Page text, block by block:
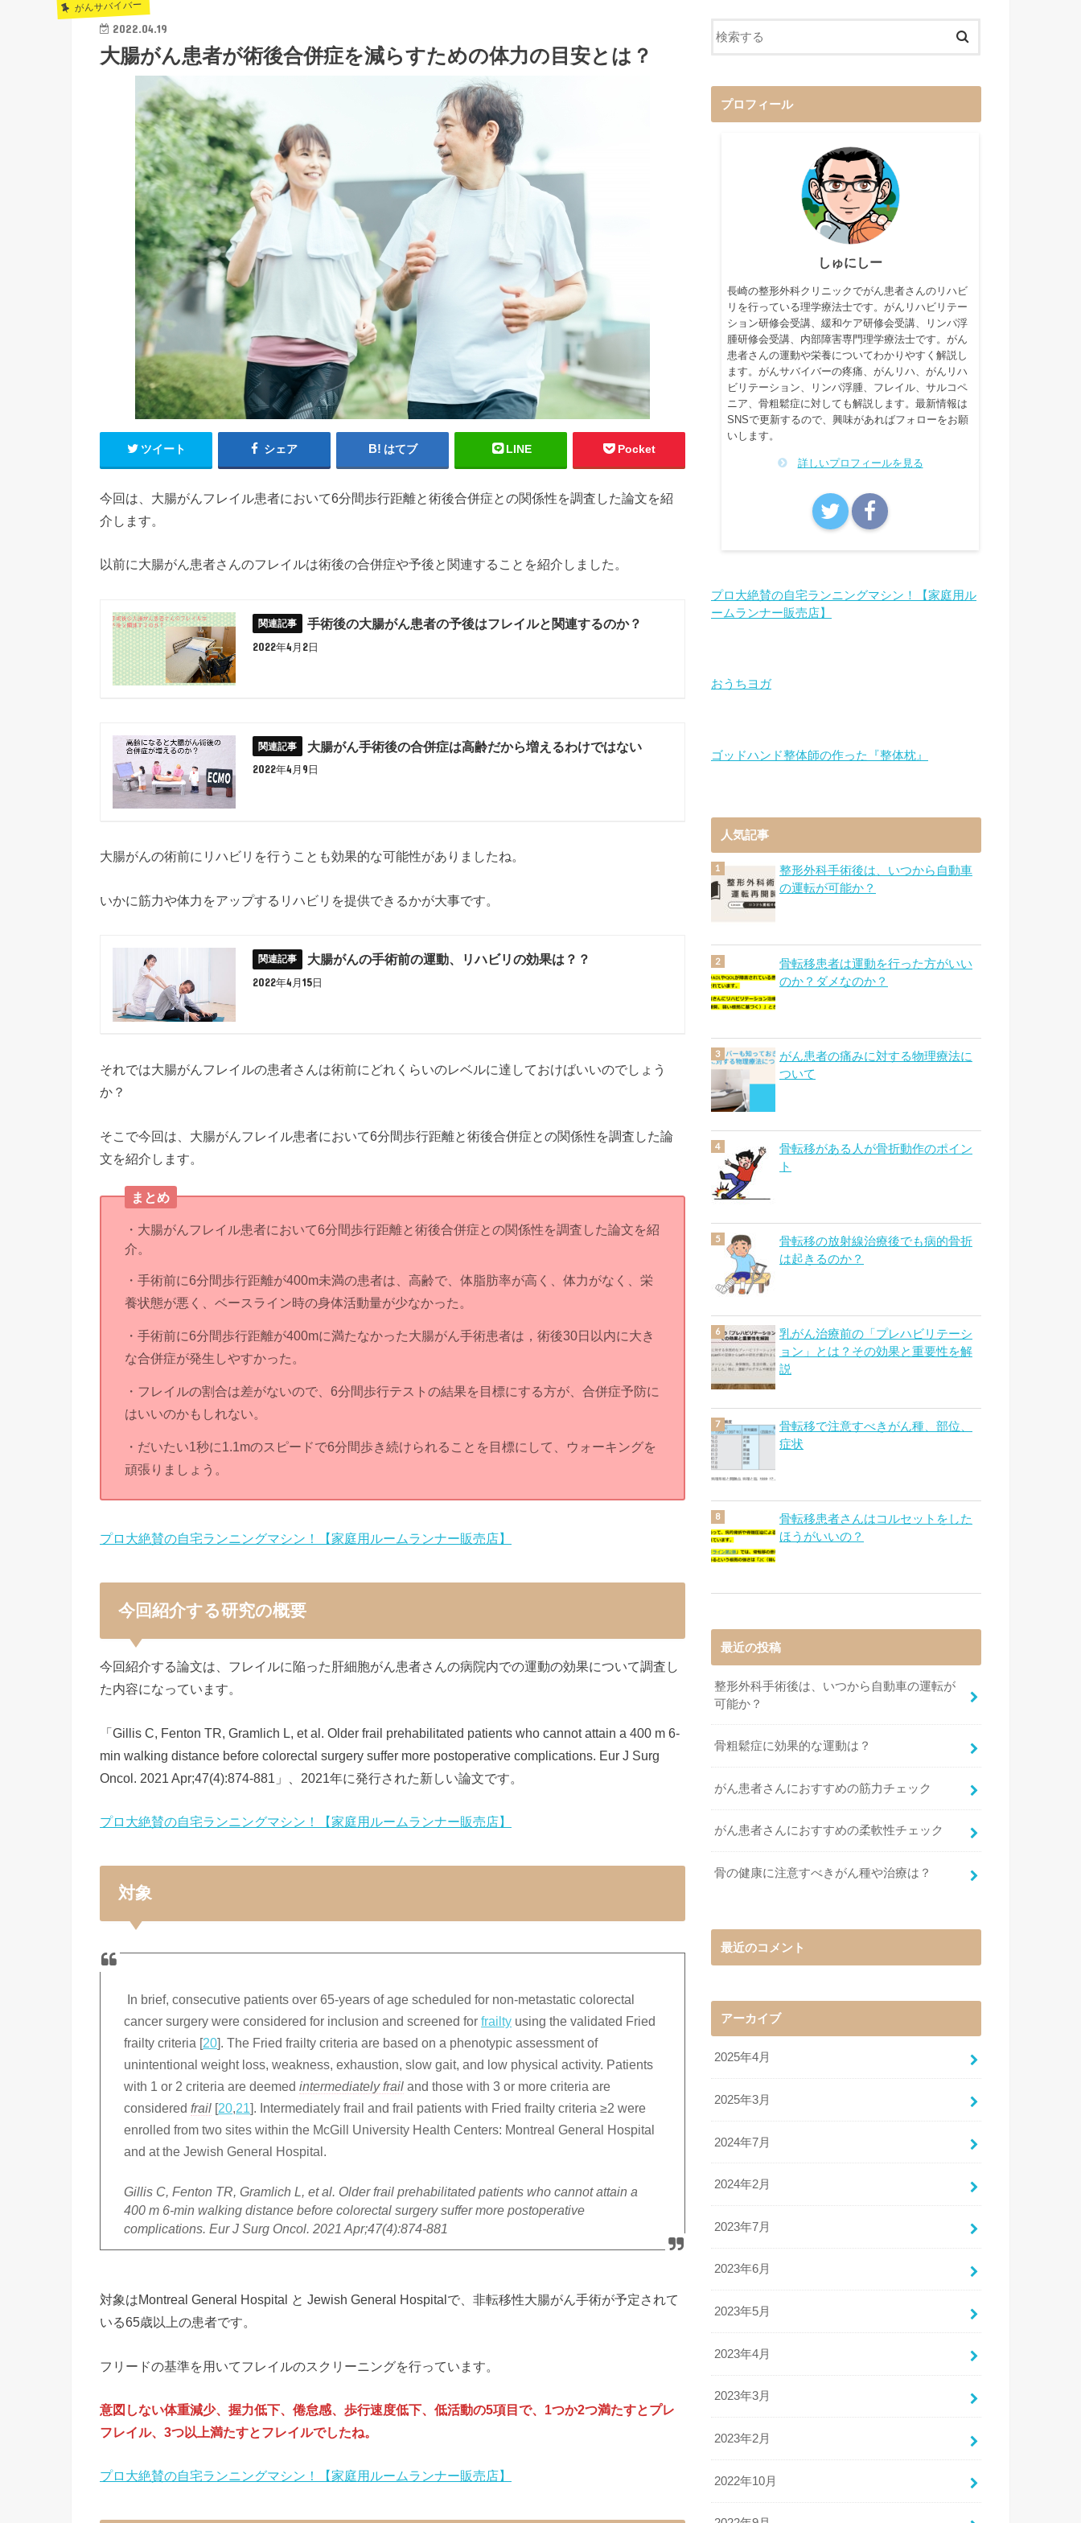
がんサバイバー
2022.04.19
大腸がん患者が術後合併症を減らすための体力の目安とは？
ツイート シェア はてブ LINE Pocket
今回は、大腸がんフレイル患者において6分間歩行距離と術後合併症との関係性を調査した論文を紹
介します。
以前に大腸がん患者さんのフレイルは術後の合併症や予後と関連することを紹介しました。
手術後の大腸がん患者の予後はフレイルと関連するのか？
2022年4月2日
大腸がん手術後の合併症は高齢だから増えるわけではない
2022年4月9日
大腸がんの術前にリハビリを行うことも効果的な可能性がありましたね。
いかに筋力や体力をアップするリハビリを提供できるかが大事です。
大腸がんの手術前の運動、リハビリの効果は？？
2022年4月15日
それでは大腸がんフレイルの患者さんは術前にどれくらいのレベルに達しておけばいいのでしょう
か？
そこで今回は、大腸がんフレイル患者において6分間歩行距離と術後合併症との関係性を調査した論
文を紹介します。
まとめ
・大腸がんフレイル患者において6分間歩行距離と術後合併症との関係性を調査した論文を紹
介。
・手術前に6分間歩行距離が400m未満の患者は、高齢で、体脂肪率が高く、体力がなく、栄
養状態が悪く、ベースライン時の身体活動量が少なかった。
・手術前に6分間歩行距離が400mに満たなかった大腸がん手術患者は，術後30日以内に大き
な合併症が発生しやすかった。
・フレイルの割合は差がないので、6分間歩行テストの結果を目標にする方が、合併症予防に
はいいのかもしれない。
・だいたい1秒に1.1mのスピードで6分間歩き続けられることを目標にして、ウォーキングを
頑張りましょう。
プロ大絶賛の自宅ランニングマシン！【家庭用ルームランナー販売店】
今回紹介する研究の概要
今回紹介する論文は、フレイルに陥った肝細胞がん患者さんの病院内での運動の効果について調査し
た内容になっています。
「Gillis C, Fenton TR, Gramlich L, et al. Older frail prehabilitated patients who cannot attain a 400 m 6-
min walking distance before colorectal surgery suffer more postoperative complications. Eur J Surg
Oncol. 2021 Apr;47(4):874-881」、2021年に発行された新しい論文です。
プロ大絶賛の自宅ランニングマシン！【家庭用ルームランナー販売店】
対象
In brief, consecutive patients over 65-years of age scheduled for non-metastatic colorectal
cancer surgery were considered for inclusion and screened forfrailty using the validated Fried
frailty criteria [20]. The Fried frailty criteria are based on a phenotypic assessment of
unintentional weight loss, weakness, exhaustion, slow gait, and low physical activity. Patients
with 1 or 2 criteria are deemedintermediately frail and those with 3 or more criteria are
consideredfrail [20,21]. Intermediately frail and frail patients with Fried frailty criteria ≥2 were
enrolled from two sites within the McGill University Health Centers: Montreal General Hospital
and at the Jewish General Hospital.
Gillis C, Fenton TR, Gramlich L, et al. Older frail prehabilitated patients who cannot attain a
400 m 6-min walking distance before colorectal surgery suffer more postoperative
complications. Eur J Surg Oncol. 2021 Apr;47(4):874-881
対象はMontreal General Hospital と Jewish General Hospitalで、非転移性大腸がん手術が予定されて
いる65歳以上の患者です。
フリードの基準を用いてフレイルのスクリーニングを行っています。
意図しない体重減少、握力低下、倦怠感、歩行速度低下、低活動の5項目で、1つか2つ満たすとプレ
フレイル、3つ以上満たすとフレイルでしたね。
プロ大絶賛の自宅ランニングマシン！【家庭用ルームランナー販売店】
プロフィール
しゅにしー
長崎の整形外科クリニックでがん患者さんのリハビ
リを行っている理学療法士です。がんリハビリテー
ション研修会受講、緩和ケア研修会受講、リンパ浮
腫研修会受講、内部障害専門理学療法士です。がん
患者さんの運動や栄養についてわかりやすく解説し
ます。がんサバイバーの疼痛、がんリハ、がんリハ
ビリテーション、リンパ浮腫、フレイル、サルコペ
ニア、骨粗鬆症に対しても解説します。最新情報は
SNSで更新するので、興味があればフォローをお願
いします。
詳しいプロフィールを見る
プロ大絶賛の自宅ランニングマシン！【家庭用ル
ームランナー販売店】
おうちヨガ
ゴッドハンド整体師の作った『整体枕』
人気記事
整形外科手術後は、いつから自動車
の運転が可能か？
骨転移患者は運動を行った方がいい
のか？ダメなのか？
がん患者の痛みに対する物理療法に
ついて
骨転移がある人が骨折動作のポイン
ト
骨転移の放射線治療後でも病的骨折
は起きるのか？
乳がん治療前の「プレハビリテーシ
ョン」とは？その効果と重要性を解
説
骨転移で注意すべきがん種、部位、
症状
骨転移患者さんはコルセットをした
ほうがいいの？
最近の投稿
整形外科手術後は、いつから自動車の運転が
可能か？
骨粗鬆症に効果的な運動は？
がん患者さんにおすすめの筋力チェック
がん患者さんにおすすめの柔軟性チェック
骨の健康に注意すべきがん種や治療は？
最近のコメント
アーカイブ
2025年4月
2025年3月
2024年7月
2024年2月
2023年7月
2023年6月
2023年5月
2023年4月
2023年3月
2023年2月
2022年10月